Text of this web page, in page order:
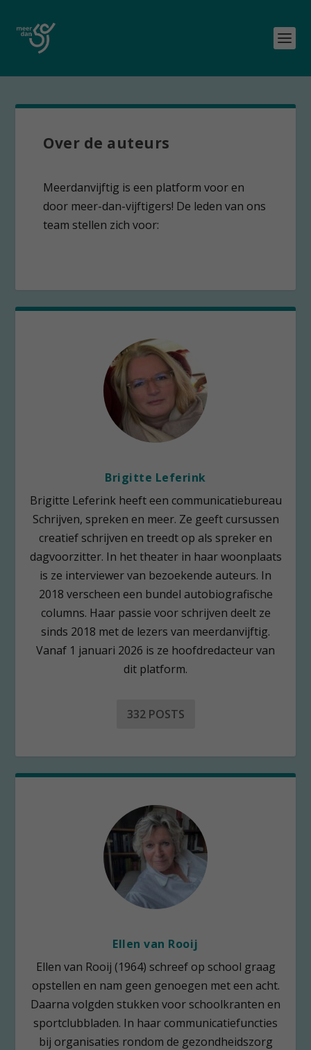
Over de auteurs
Meerdanvijftig is een platform voor en
door meer-dan-vijftigers! De leden van ons
team stellen zich voor:
Brigitte Leferink
Brigitte Leferink heeft een communicatiebureau
Schrijven, spreken en meer. Ze geeft cursussen
creatief schrijven en treedt op als spreker en
dagvoorzitter. In het theater in haar woonplaats
is ze interviewer van bezoekende auteurs. In
2018 verscheen een bundel autobiografische
columns. Haar passie voor schrijven deelt ze
sinds 2018 met de lezers van meerdanvijftig.
Vanaf 1 januari 2026 is ze hoofdredacteur van
dit platform.
332 POSTS
Ellen van Rooij
Ellen van Rooij (1964) schreef op school graag
opstellen en nam geen genoegen met een acht.
Daarna volgden stukken voor schoolkranten en
sportclubbladen. In haar communicatiefuncties
bij organisaties rondom de gezondheidszorg